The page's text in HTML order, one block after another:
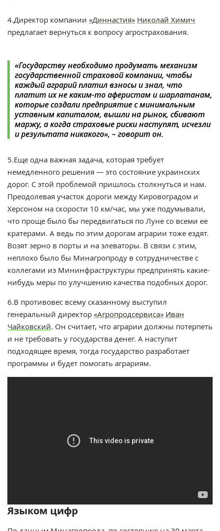
4.Директор компании «Диннастия» Николай Химич
предлагает вернуться к вопросу агрострахования.
«Государству необходимо продумать механизм
государственной страховой компании, чтобы
каждый аграрий платил взносы и знал, что
платит их не каким-то аферистам и шарлатанам,
которые создали предприятие с минимальным
уставным капиталом, вышли на рынок, сбивают
маржу, а когда страховые риски наступят, исчезли
и результата никакого», – говорит он.
5.Еще одна важная задача, которая требует
немедленного решения — это состояние украинских
дорог. С этой проблемой пришлось столкнуться и нам.
Преодолевая участок дороги между Кировоградом и
Херсоном на скорости 10 км/час, мы уже подумывали,
что проще было бы передвигаться по Луне со всеми ее
кратерами. А ведь по этим дорогам аграрии тоже ездят.
Возят зерно в порты и на элеваторы. В связи с этим,
неплохо было бы Минагропроду в сотрудничестве с
коллегами из Мининфраструктуры предпринять какие-
нибудь меры по улучшению качества подобных дорог.
6.В противовес всему сказанному выступил
генеральный директор «Агропродсервиса» Иван
Чайковский. Он считает, что аграрии должны потерпеть
и не требовать у государства денег. А наступит
подходящее время, тогда государство разработает
программы и будет помогать аграриям.
Языком цифр